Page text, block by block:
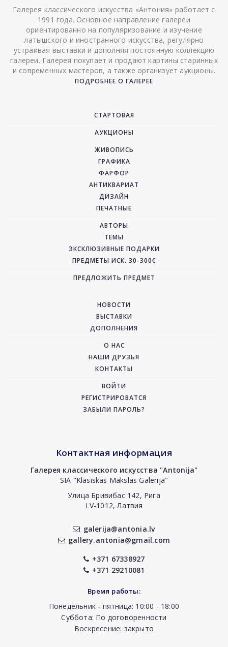
Галерея классического искусства «Антония» работает с
1991 года. Основное направление галереи
ориентированно на популяризование и изучение
латышского и иностранного искусства, регулярно
устраивая выставки и дополняя постоянную коллекцию
галереи. Галерея покупает и продают картины старинных
и современных мастеров, а также организует аукционы.
ПОДРОБНЕЕ О ГАЛЕРЕЕ
СТАРТОВАЯ
АУКЦИОНЫ
ЖИВОПИСЬ
ГРАФИКА
ФАРФОР
АНТИКВАРИАТ
ДИЗАЙН
ПЕЧАТНЫЕ
АВТОРЫ
ТЕМЫ
ЭКСКЛЮЗИВНЫЕ ПОДАРКИ
ПРЕДМЕТЫ ИСК. 30-300€
ПРЕДЛОЖИТЬ ПРЕДМЕТ
НОВОСТИ
ВЫСТАВКИ
ДОПОЛНЕНИЯ
О НАС
НАШИ ДРУЗЬЯ
КОНТАКТЫ
ВОЙТИ
РЕГИСТРИРОВАТСЯ
ЗАБЫЛИ ПАРОЛЬ?
Контактная информация
Галерея классического искусства "Antonija"
SIA "Klasiskās Mākslas Galerija"
Улица Бривибас 142, Рига
LV-1012, Латвия
galerija@antonia.lv
gallery.antonia@gmail.com
+371 67338927
+371 29210081
Время работы:
Понедельник - пятница: 10:00 - 18:00
Суббота: По договоренности
Воскресение: закрыто